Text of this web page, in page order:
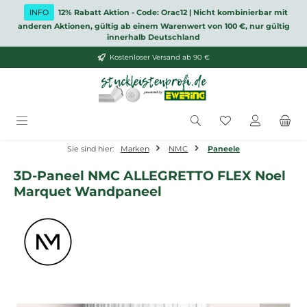
Zum Hauptinhalt springen
INFO
12% Rabatt Aktion - Code: Orac12 | Nicht kombinierbar mit
anderen Aktionen, gültig ab einem Warenwert von 100 €, nur gültig
innerhalb Deutschland
Kostenloser Versand ab 90 €
Du hast 0
Sie sind hier: Marken NMC Paneele
3D-Paneel NMC ALLEGRETTO FLEX Noel
Marquet Wandpaneel